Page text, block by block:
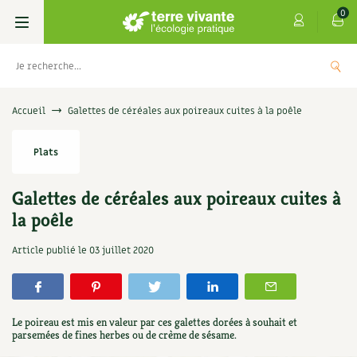
0
Livres
Permaculture, Jardin bio
Techniques de jardinage
Verger, arbres
Petit élevage
Aménagement jardin
Les 4 saisons
Se réabonner
Offrir un abonnement
Les numéros
4 saisons
Boutique
Graines, semences
Aromatiques
Florales
Cartes cadeau
Visiter en famille, entre amis
Parole libre
Accueil Galettes de céréales aux poireaux cuites à la poêle
Plats
Galettes de céréales aux poireaux cuites à
la poêle
Article publié le 03 juillet 2020
Le poireau est mis en valeur par ces galettes dorées à souhait et
parsemées de fines herbes ou de crème de sésame.
Les antisèches de Terre vivante : Les
tisanes qui soignent
9,90
AJOUTER